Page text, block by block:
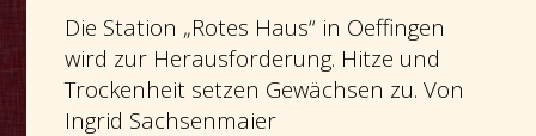
Die Station „Rotes Haus“ in Oeffingen
wird zur Herausforderung. Hitze und
Trockenheit setzen Gewächsen zu. Von
Ingrid Sachsenmaier